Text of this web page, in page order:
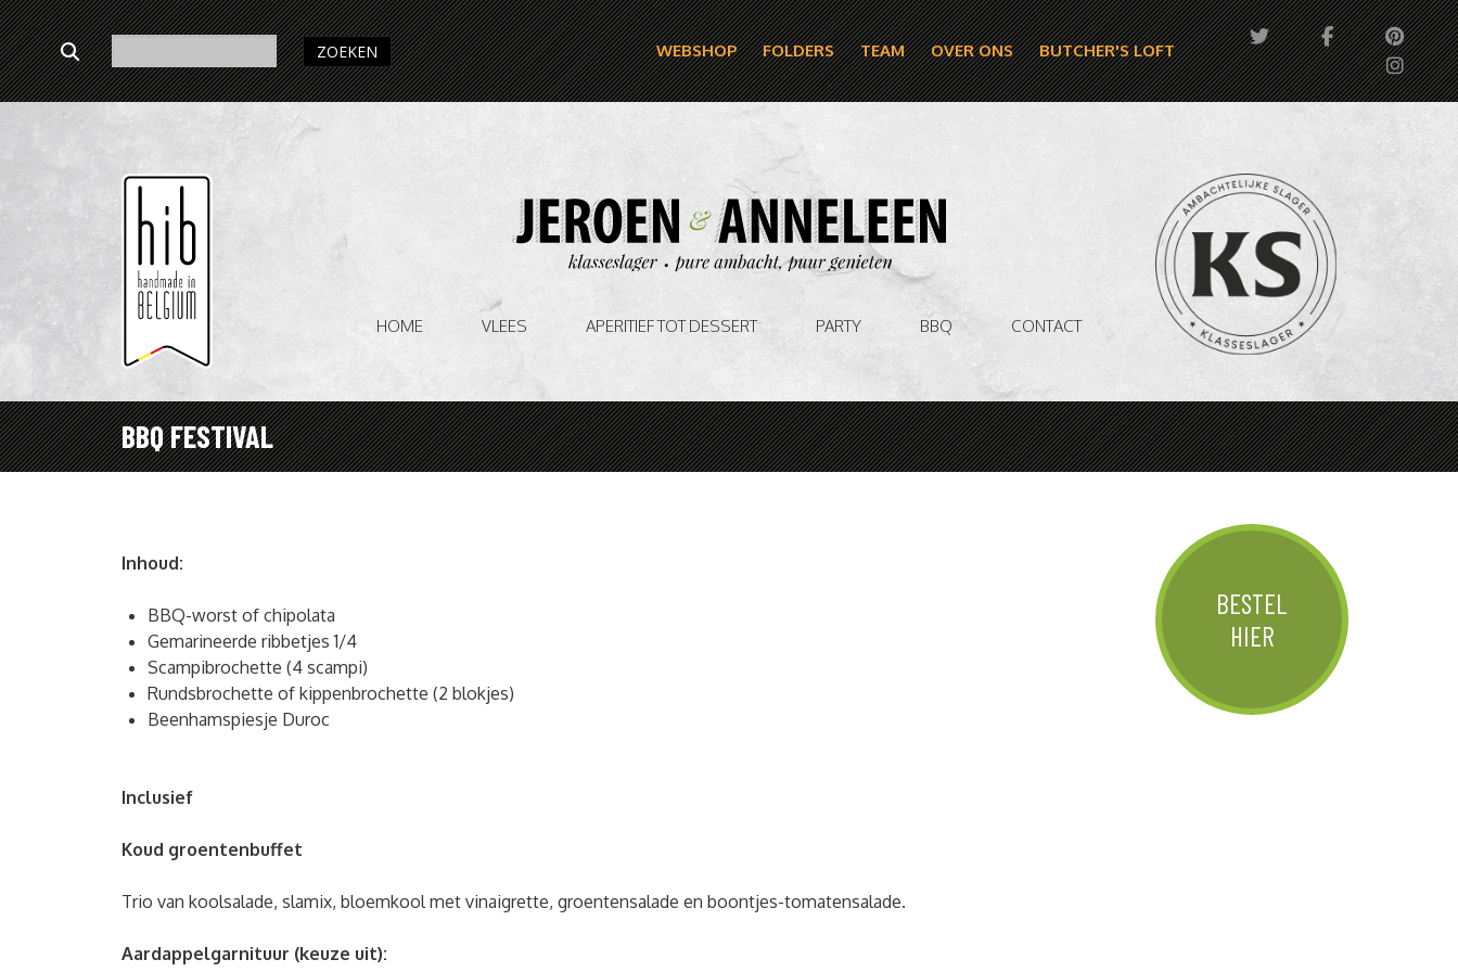
ZOEKEN WEBSHOP FOLDERS TEAM OVER ONS BUTCHER'S LOFT
HOME VLEES APERITIEF TOT DESSERT PARTY BBQ CONTACT
BBQ FESTIVAL
Inhoud:
BBQ-worst of chipolata
Gemarineerde ribbetjes 1/4
Scampibrochette (4 scampi)
Rundsbrochette of kippenbrochette (2 blokjes)
Beenhamspiesje Duroc
Inclusief
Koud groentenbuffet
Trio van koolsalade, slamix, bloemkool met vinaigrette, groentensalade en boontjes-tomatensalade.
Aardappelgarnituur (keuze uit):
BESTEL
HIER